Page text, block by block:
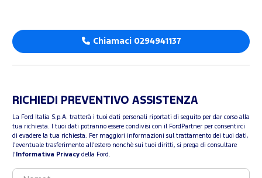
Chiamaci 0294941137
RICHIEDI PREVENTIVO ASSISTENZA
La Ford Italia S.p.A. tratterà i tuoi dati personali riportati di seguito per dar corso alla
tua richiesta. I tuoi dati potranno essere condivisi con il FordPartner per consentirci
di evadere la tua richiesta. Per maggiori informazioni sul trattamento dei tuoi dati,
l'eventuale trasferimento all'estero nonchè sui tuoi diritti, si prega di consultare
l' Informativa Privacy della Ford.